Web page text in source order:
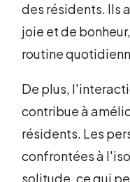
des résidents. Ils
joie et de
routine
De plus,
contribue à
résidents. Les
confrontées à
solitude, ce qui